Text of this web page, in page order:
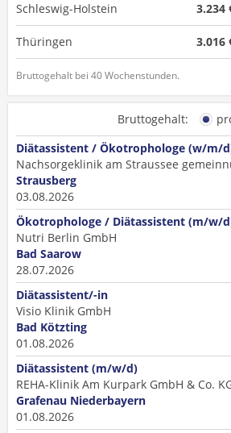
Schleswig-Holstein 3.234
Thüringen 3.016
Bruttogehalt bei 40 Wochenstunden.
Bruttogehalt:
Diätassistent / Ökotrophologe (w/m/
Nachsorgeklinik am Straussee
Strausberg
03.08.2026
Ökotrophologe / Diätassistent (m/w/
Nutri Berlin GmbH
Bad Saarow
28.07.2026
Diätassistent/-in
Visio Klinik GmbH
Bad Kötzting
01.08.2026
Diätassistent (m/w/d)
REHA-Klinik Am Kurpark GmbH & Co.
Grafenau Niederbayern
01.08.2026